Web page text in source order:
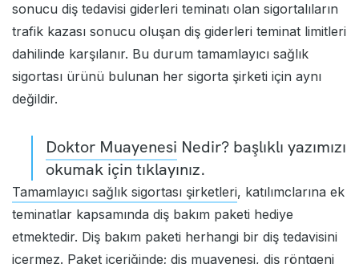
sonucu diş tedavisi giderleri teminatı olan sigortalıların
trafik kazası sonucu oluşan diş giderleri teminat limitleri
dahilinde karşılanır. Bu durum tamamlayıcı sağlık
sigortası ürünü bulunan her sigorta şirketi için aynı
değildir.
Doktor Muayenesi Nedir? başlıklı yazımızı
okumak için tıklayınız.
Tamamlayıcı sağlık sigortası şirketleri, katılımclarına ek
teminatlar kapsamında diş bakım paketi hediye
etmektedir. Diş bakım paketi herhangi bir diş tedavisini
içermez. Paket içeriğinde; diş muayenesi, diş röntgeni